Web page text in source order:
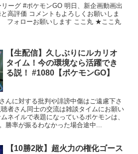
ーグ #ポケモンGO 明日、新企画動画出
高評価 コメントもよろしくお願いしま
フォローお願いします ここ丸 ★ここ丸
【生配信】久しぶりにルカリオ
タイム！今の環境なら活躍でき
る説！ #1080【ポケモンGO】
んに対する批判や誹謗中傷はご遠慮下さ
者さん同士の交流は雑談タイムにお願い
ネイルで表題になっているポケモンは、
勝率が振るわなかった場合途中...
【10勝2敗】超火力の権化ゴース